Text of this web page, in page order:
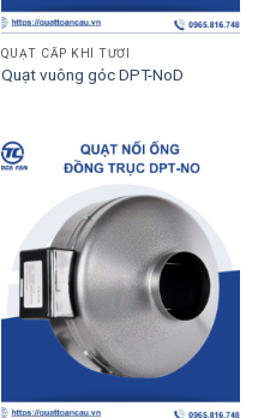
QUẠT CẤP KHÍ TƯƠI
Quạt vuông góc DPT-NoD